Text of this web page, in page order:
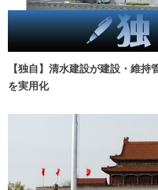
【独自】清水建設が建設・維
を実用化